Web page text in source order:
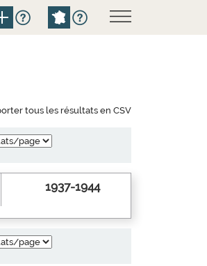
tous les résultats en CSV
1937-1944